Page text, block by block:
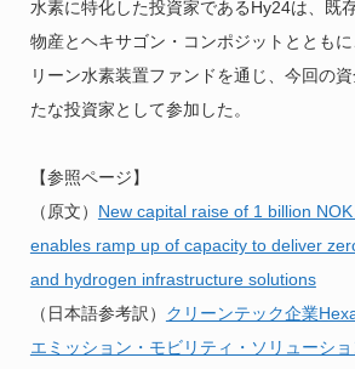
水素に特化した投資家であるHy24は、既
物産とヘキサゴン・コンポジットととも
リーン水素装置ファンドを通じ、今回の
たな投資家として参加した。
【参照ページ】
（原文） New capital raise of 1 billion
enables ramp up of capacity to deliver
and hydrogen infrastructure solutions
（日本語参考訳） クリーンテック企業
エミッション・モビリティ・ソリューシ